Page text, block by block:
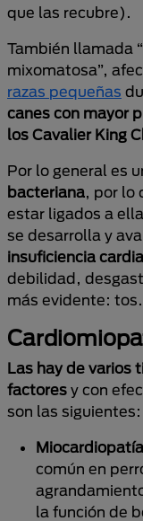
que las recubre).
También llamada
mixomatosa”,
razas pequeñas
canes con mayor
los Cavalier King
Por lo general es
bacteriana, por lo
estar ligados a
se desarrolla y
insuficiencia
debilidad,
más evidente: tos.
Las hay de varios
factores y con
son las siguientes:
común en
la función de